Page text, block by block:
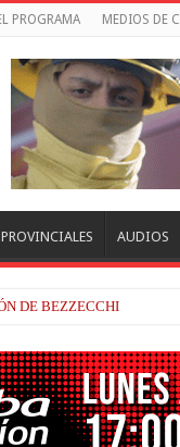
PROGRAMA MEDIOS DE
PROVINCIALES AUDIOS
Y VELOZ